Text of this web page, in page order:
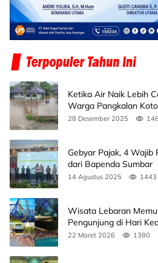
Ketika Air Naik Lebih
Warga Pangkalan
Banjir
28 Desember 2025
Gebyar Pajak, 4 Wajib
dari Bapenda Sumbar
14 Agustus 2025 1443
Wisata Lebaran
Pengunjung di Hari
22 Maret 2026 1380